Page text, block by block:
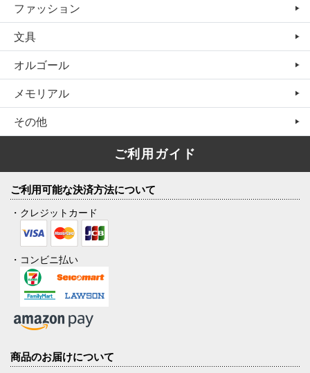
ファッション
文具
オルゴール
メモリアル
その他
ご利用ガイド
ご利用可能な決済方法について
・クレジットカード
・コンビニ払い
商品のお届けについて